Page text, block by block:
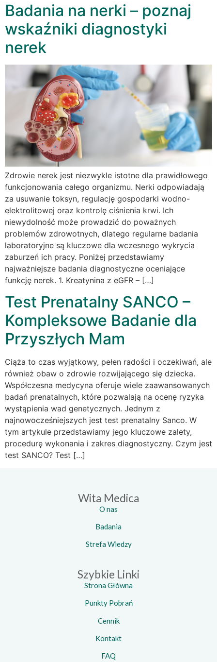
Badania na nerki – poznaj
wskaźniki diagnostyki
nerek
Zdrowie nerek jest niezwykle istotne dla prawidłowego
funkcjonowania całego organizmu. Nerki odpowiadają
za usuwanie toksyn, regulację gospodarki wodno-
elektrolitowej oraz kontrolę ciśnienia krwi. Ich
niewydolność może prowadzić do poważnych
problemów zdrowotnych, dlatego regularne badania
laboratoryjne są kluczowe dla wczesnego wykrycia
zaburzeń ich pracy. Poniżej przedstawiamy
najważniejsze badania diagnostyczne oceniające
funkcję nerek. 1. Kreatynina z eGFR – […]
Test Prenatalny SANCO –
Kompleksowe Badanie dla
Przyszłych Mam
Ciąża to czas wyjątkowy, pełen radości i oczekiwań, ale
również obaw o zdrowie rozwijającego się dziecka.
Współczesna medycyna oferuje wiele zaawansowanych
badań prenatalnych, które pozwalają na ocenę ryzyka
wystąpienia wad genetycznych. Jednym z
najnowocześniejszych jest test prenatalny Sanco. W
tym artykule przedstawiamy jego kluczowe zalety,
procedurę wykonania i zakres diagnostyczny. Czym jest
test SANCO? Test […]
Wita Medica
O nas
Badania
Strefa Wiedzy
Szybkie Linki
Strona Główna
Punkty Pobrań
Cennik
Kontakt
FAQ